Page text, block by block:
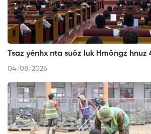
Tsaz yênhx nta suôz luk Hmôngz
04/08/2026